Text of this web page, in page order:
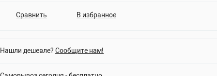
Сравнить В избранное
Нашли дешевле? Сообщите нам!